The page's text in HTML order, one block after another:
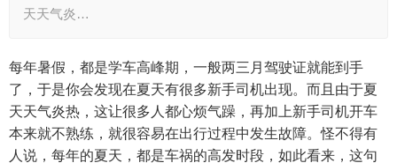
天天气炎…
每年暑假，都是学车高峰期，一般两三月驾驶证就能到手
了，于是你会发现在夏天有很多新手司机出现。而且由于夏
天天气炎热，这让很多人都心烦气躁，再加上新手司机开车
本来就不熟练，就很容易在出行过程中发生故障。怪不得有
人说，每年的夏天，都是车祸的高发时段，如此看来，这句